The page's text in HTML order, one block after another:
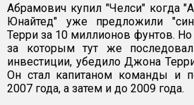
Абрамович купил "Челси" когда
Юнайтед" уже предложили
Терри за 10 миллионов фунтов.
за которым тут же
инвестиции, убедило Джона
Он стал капитаном команды и
2007 года, а затем и до 2009 года.